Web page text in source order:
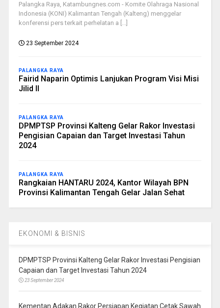
Palangka Raya, Katambungnes.com - Komite Olahraga Nasional
Indonesia (KONI) Kalimantan Tengah (Kalteng) menggelar
konferensi pers terkait perhelatan a [...]
23 September 2024
PALANGKA RAYA
Fairid Naparin Optimis Lanjukan Program Visi Misi
Jilid II
PALANGKA RAYA
DPMPTSP Provinsi Kalteng Gelar Rakor Investasi
Pengisian Capaian dan Target Investasi Tahun
2024
PALANGKA RAYA
Rangkaian HANTARU 2024, Kantor Wilayah BPN
Provinsi Kalimantan Tengah Gelar Jalan Sehat
EKONOMI & BISNIS
DPMPTSP Provinsi Kalteng Gelar Rakor Investasi Pengisian
Capaian dan Target Investasi Tahun 2024
23 September 2024
Kementan Adakan Rakor Persiapan Kegiatan Cetak Sawah